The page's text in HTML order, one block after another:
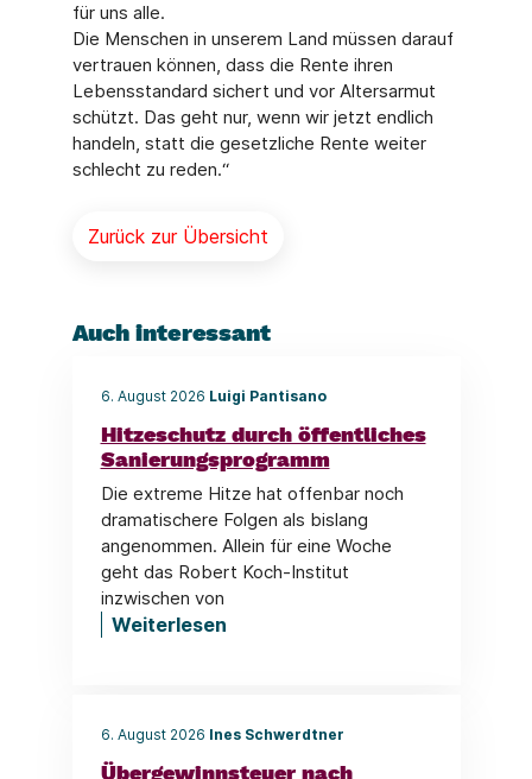
für uns alle.
Die Menschen in unserem Land müssen darauf
vertrauen können, dass die Rente ihren
Lebensstandard sichert und vor Altersarmut
schützt. Das geht nur, wenn wir jetzt endlich
handeln, statt die gesetzliche Rente weiter
schlecht zu reden.“
Zurück zur Übersicht
Auch interessant
6. August 2026 Luigi Pantisano
Hitzeschutz durch öffentliches
Sanierungsprogramm
Die extreme Hitze hat offenbar noch
dramatischere Folgen als bislang
angenommen. Allein für eine Woche
geht das Robert Koch-Institut
inzwischen von
Weiterlesen
6. August 2026 Ines Schwerdtner
Übergewinnsteuer nach